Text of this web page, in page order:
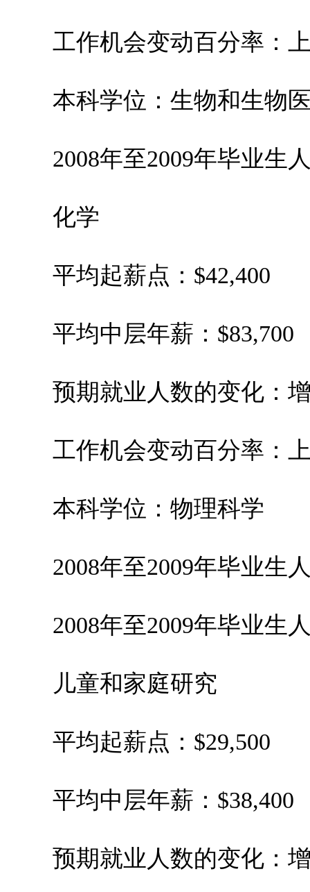
工作机会变动百分率：上
本科学位：生物和生物
2008年至2009年毕业生人
化学
平均起薪点：$42,400
平均中层年薪：$83,700
预期就业人数的变化：增
工作机会变动百分率：上
本科学位：物理科学
2008年至2009年毕业生人
2008年至2009年毕业生人
儿童和家庭研究
平均起薪点：$29,500
平均中层年薪：$38,400
预期就业人数的变化：增